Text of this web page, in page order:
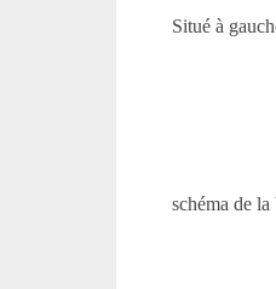
Situé à
schéma de